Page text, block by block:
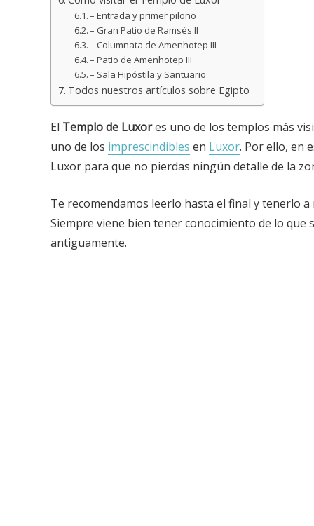
– Entrada y primer pilono
– Gran Patio de Ramsés II
– Columnata de Amenhotep III
– Patio de Amenhotep III
– Sala Hipóstila y Santuario
Todos nuestros artículos sobre Egipto
El Templo de Luxores uno de los templos más
uno de los imprescindibles en Luxor. Por ello, en
Luxor para que no pierdas ningún detalle de la
Te recomendamos leerlo hasta el final y tenerlo
Siempre viene bien tener conocimiento de lo
antiguamente.